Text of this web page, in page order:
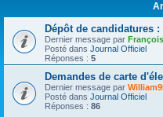
Dépôt de candidatures
Dernier message par
Posté dans Journal Officiel
Réponses : 5
Demandes de carte
Dernier message par
Posté dans Journal Officiel
Réponses : 86